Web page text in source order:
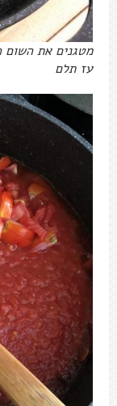
מטגנים את השום
עז תלם